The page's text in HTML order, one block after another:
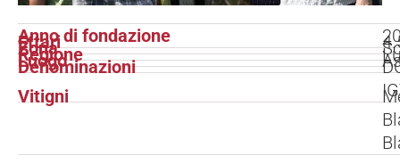
Anno di fondazione
Ettari
Zona
Regione
Luogo
Denominazioni
Vitigni